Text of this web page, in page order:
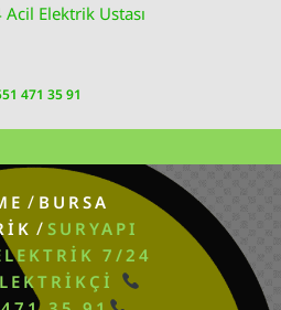
Elektrik Ustası
471 35 91
/ BURSA
/ SURYAPI
7/24